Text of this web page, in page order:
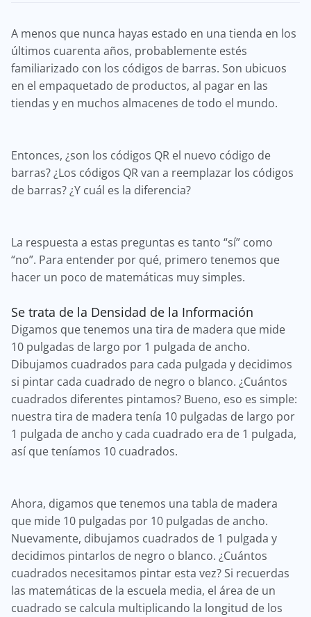
A menos que nunca hayas estado en una tienda en los
últimos cuarenta años, probablemente estés
familiarizado con los códigos de barras. Son ubicuos
en el empaquetado de productos, al pagar en las
tiendas y en muchos almacenes de todo el mundo.
Entonces, ¿son los códigos QR el nuevo código de
barras? ¿Los códigos QR van a reemplazar los códigos
de barras? ¿Y cuál es la diferencia?
La respuesta a estas preguntas es tanto “sí” como
“no”. Para entender por qué, primero tenemos que
hacer un poco de matemáticas muy simples.
Se trata de la Densidad de la Información
Digamos que tenemos una tira de madera que mide
10 pulgadas de largo por 1 pulgada de ancho.
Dibujamos cuadrados para cada pulgada y decidimos
si pintar cada cuadrado de negro o blanco. ¿Cuántos
cuadrados diferentes pintamos? Bueno, eso es simple:
nuestra tira de madera tenía 10 pulgadas de largo por
1 pulgada de ancho y cada cuadrado era de 1 pulgada,
así que teníamos 10 cuadrados.
Ahora, digamos que tenemos una tabla de madera
que mide 10 pulgadas por 10 pulgadas de ancho.
Nuevamente, dibujamos cuadrados de 1 pulgada y
decidimos pintarlos de negro o blanco. ¿Cuántos
cuadrados necesitamos pintar esta vez? Si recuerdas
las matemáticas de la escuela media, el área de un
cuadrado se calcula multiplicando la longitud de los